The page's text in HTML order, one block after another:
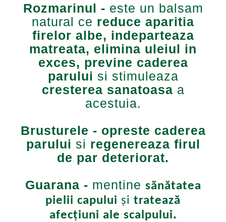
Rozmarinul - este un balsam
natural ce reduce aparitia
firelor albe, indeparteaza
matreata, elimina uleiul in
exces, previne caderea
parului si stimuleaza
cresterea sanatoasa a
acestuia.
Brusturele - opreste caderea
parului si regenereaza firul
de par deteriorat.
Guarana - mentine sănătatea
pielii capului și tratează
afecțiuni ale scalpului.